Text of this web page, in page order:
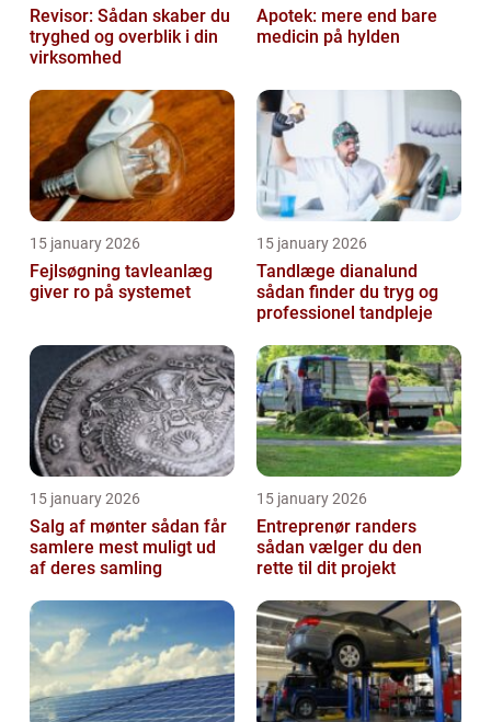
Revisor: Sådan skaber du
tryghed og overblik i din
virksomhed
Apotek: mere end bare
medicin på hylden
15 january 2026
Fejlsøgning tavleanlæg
giver ro på systemet
15 january 2026
Tandlæge dianalund
sådan finder du tryg og
professionel tandpleje
15 january 2026
Salg af mønter sådan får
samlere mest muligt ud
af deres samling
15 january 2026
Entreprenør randers
sådan vælger du den
rette til dit projekt